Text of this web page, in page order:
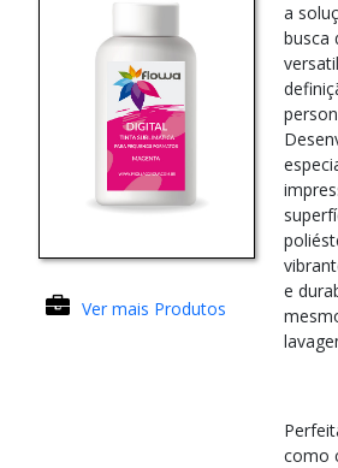
Ver mais Produtos
a
busca
e
como